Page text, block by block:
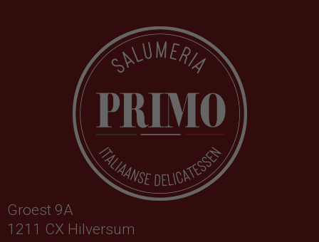
Groest 9A
1211 CX Hilversum